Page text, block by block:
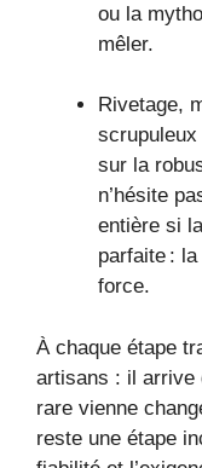
ou la
mêler.
Rivetage,
sur la
n’hésite
entière si
parfaite :
force.
À chaque étape
artisans : il arrive
rare vienne
reste une étape